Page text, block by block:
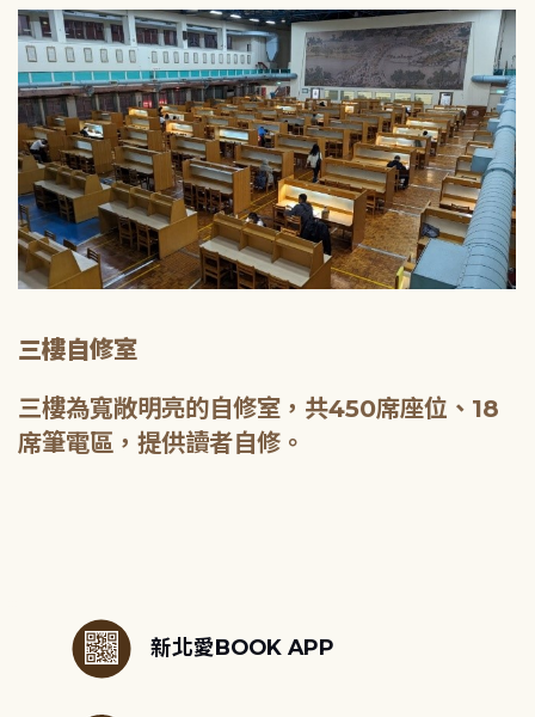
三樓自修室
三樓為寬敞明亮的自修室，共450席座位、18
席筆電區，提供讀者自修。
新北愛BOOK APP